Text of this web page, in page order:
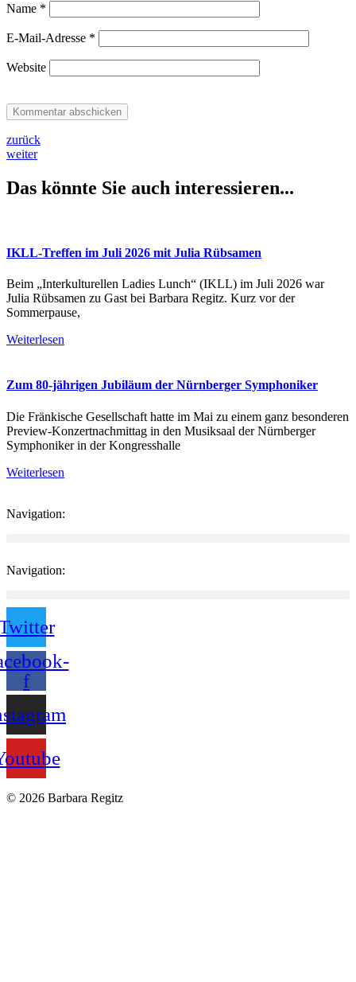
Name *
E-Mail-Adresse *
Website
zurück
weiter
Das könnte Sie auch interessieren...
IKLL-Treffen im Juli 2026 mit Julia Rübsamen
Beim „Interkulturellen Ladies Lunch“ (IKLL) im Juli 2026 war
Julia Rübsamen zu Gast bei Barbara Regitz. Kurz vor der
Sommerpause,
Weiterlesen
Zum 80-jährigen Jubiläum der Nürnberger Symphoniker
Die Fränkische Gesellschaft hatte im Mai zu einem ganz besonderen
Preview-Konzertnachmittag in den Musiksaal der Nürnberger
Symphoniker in der Kongresshalle
Weiterlesen
Navigation:
Navigation:
f
© 2026 Barbara Regitz